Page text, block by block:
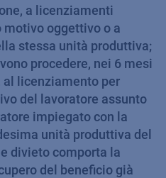
a licenziamenti
oggettivo o a
stessa unità produttiva;
procedere, nei 6 mesi
licenziamento per
del lavoratore assunto
impiegato con la
unità produttiva del
divieto comporta la
del beneficio già